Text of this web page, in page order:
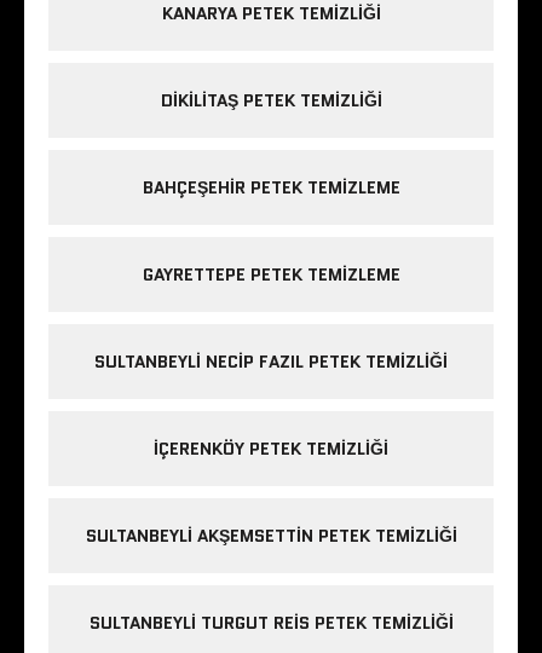
KANARYA PETEK TEMIZLIĞI
DIKILITAŞ PETEK TEMIZLIĞI
BAHÇEŞEHIR PETEK TEMIZLEME
GAYRETTEPE PETEK TEMIZLEME
SULTANBEYLI NECIP FAZIL PETEK TEMIZLIĞI
IÇERENKÖY PETEK TEMIZLIĞI
SULTANBEYLI AKŞEMSETTIN PETEK TEMIZLIĞI
SULTANBEYLI TURGUT REIS PETEK TEMIZLIĞI